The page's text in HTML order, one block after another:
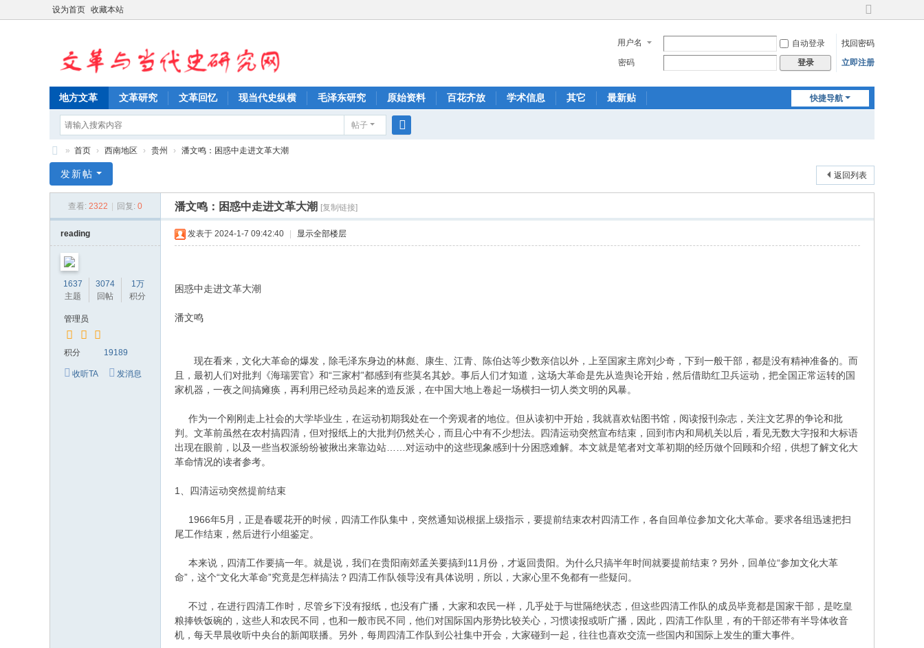
设为首页 收藏本站
切
到
宽
用户名 自动登录
找回密码
密码
登录 立即注册
快捷导航
地方文革 文革研究 文革回忆 现当代史纵横 毛泽东研究 原始资料 百花齐放 学术信息 其它 最新贴
帖子
革
» 首页 › 西南地区 › 贵州 › 潘文鸣：困惑中走进文革大潮
返回列表
发新帖
查看: 2322 回复: 0 潘文鸣：困惑中走进文革大潮 [复制链接]
reading
1637
主题
3074
回帖
1万
积分
管理员
积分 19189
收听TA 发消息
发表于 2024-1-7 09:42:40 显示全部楼层
困惑中走进文革大潮
潘文鸣
现在看来，文化大革命的爆发，除毛泽东身边的林彪、康生、江青、陈伯达等少数亲信以外，上至国家主席刘少奇，下到一般干部，都是没有精神准备的。而
且，最初人们对批判《海瑞罢官》和“三家村”都感到有些莫名其妙。事后人们才知道，这场大革命是先从造舆论开始，然后借助红卫兵运动，把全国正常运转的国
家机器，一夜之间搞瘫痪，再利用已经动员起来的造反派，在中国大地上卷起一场横扫一切人类文明的风暴。
作为一个刚刚走上社会的大学毕业生，在运动初期我处在一个旁观者的地位。但从读初中开始，我就喜欢钻图书馆，阅读报刊杂志，关注文艺界的争论和批
判。文革前虽然在农村搞四清，但对报纸上的大批判仍然关心，而且心中有不少想法。四清运动突然宣布结束，回到市内和局机关以后，看见无数大字报和大标语
出现在眼前，以及一些当权派纷纷被揪出来靠边站……对运动中的这些现象感到十分困惑难解。本文就是笔者对文革初期的经历做个回顾和介绍，供想了解文化大
革命情况的读者参考。
1、四清运动突然提前结束
1966年5月，正是春暖花开的时候，四清工作队集中，突然通知说根据上级指示，要提前结束农村四清工作，各自回单位参加文化大革命。要求各组迅速把扫
尾工作结束，然后进行小组鉴定。
本来说，四清工作要搞一年。就是说，我们在贵阳南郊孟关要搞到11月份，才返回贵阳。为什么只搞半年时间就要提前结束？另外，回单位“参加文化大革
命”，这个“文化大革命”究竟是怎样搞法？四清工作队领导没有具体说明，所以，大家心里不免都有一些疑问。
不过，在进行四清工作时，尽管乡下没有报纸，也没有广播，大家和农民一样，几乎处于与世隔绝状态，但这些四清工作队的成员毕竟都是国家干部，是吃皇
粮捧铁饭碗的，这些人和农民不同，也和一般市民不同，他们对国际国内形势比较关心，习惯读报或听广播，因此，四清工作队里，有的干部还带有半导体收音
机，每天早晨收听中央台的新闻联播。另外，每周四清工作队到公社集中开会，大家碰到一起，往往也喜欢交流一些国内和国际上发生的重大事件。